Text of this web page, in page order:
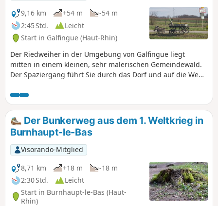
9,16 km
+54 m
-54 m
2:45 Std.
Leicht
Start in Galfingue (Haut-Rhin)
Der Riedweiher in der Umgebung von Galfingue liegt
mitten in einem kleinen, sehr malerischen Gemeindewald.
Der Spaziergang führt Sie durch das Dorf und auf die Wege
Vosgien markiert sind, empfehle ich Ihnen, zusätzlich zur
Beschreibung die Wegbeschreibung zu nutzen.
Der Bunkerweg aus dem 1. Weltkrieg in
Burnhaupt-le-Bas
Visorando-Mitglied
8,71 km
+18 m
-18 m
2:30 Std.
Leicht
Start in Burnhaupt-le-Bas (Haut-
Rhin)